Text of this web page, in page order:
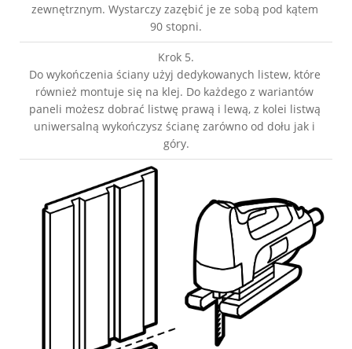
zewnętrznym. Wystarczy zazębić je ze sobą pod kątem
90 stopni.
Krok 5.
Do wykończenia ściany użyj dedykowanych listew, które
również montuje się na klej. Do każdego z wariantów
paneli możesz dobrać listwę prawą i lewą, z kolei listwą
uniwersalną wykończysz ścianę zarówno od dołu jak i
góry.